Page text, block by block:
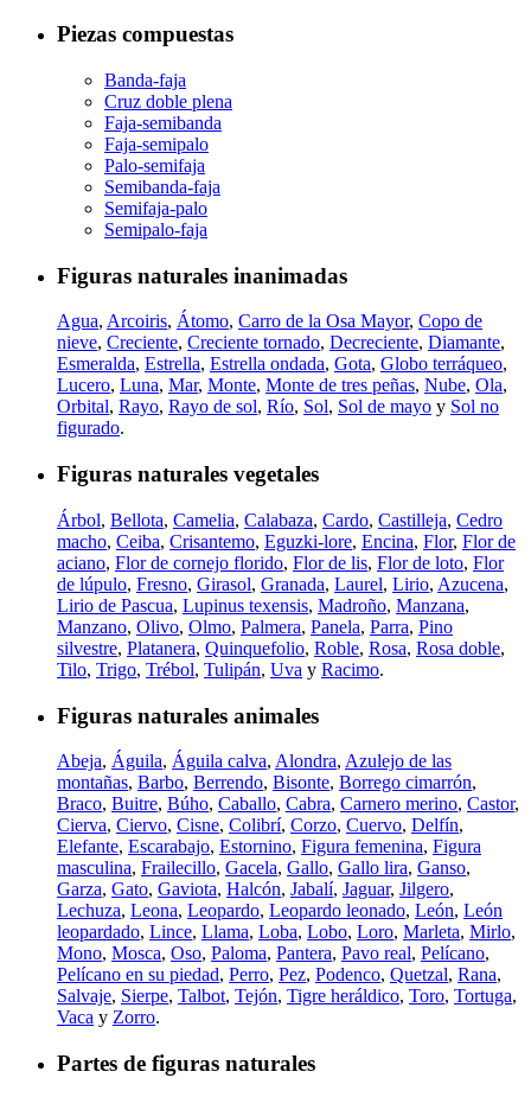
Piezas compuestas
Banda-faja
Cruz doble plena
Faja-semibanda
Faja-semipalo
Palo-semifaja
Semibanda-faja
Semifaja-palo
Semipalo-faja
Figuras naturales inanimadas
Agua, Arcoiris, Átomo, Carro de la Osa Mayor, Copo de
nieve, Creciente, Creciente tornado, Decreciente, Diamante,
Esmeralda, Estrella, Estrella ondada, Gota, Globo terráqueo,
Lucero, Luna, Mar, Monte, Monte de tres peñas, Nube, Ola,
Orbital, Rayo, Rayo de sol, Río, Sol, Sol de mayo y Sol no
figurado.
Figuras naturales vegetales
Árbol, Bellota, Camelia, Calabaza, Cardo, Castilleja, Cedro
macho, Ceiba, Crisantemo, Eguzki-lore, Encina, Flor, Flor de
aciano, Flor de cornejo florido, Flor de lis, Flor de loto, Flor
de lúpulo, Fresno, Girasol, Granada, Laurel, Lirio, Azucena,
Lirio de Pascua, Lupinus texensis, Madroño, Manzana,
Manzano, Olivo, Olmo, Palmera, Panela, Parra, Pino
silvestre, Platanera, Quinquefolio, Roble, Rosa, Rosa doble,
Tilo, Trigo, Trébol, Tulipán, Uva y Racimo.
Figuras naturales animales
Abeja, Águila, Águila calva, Alondra, Azulejo de las
montañas, Barbo, Berrendo, Bisonte, Borrego cimarrón,
Braco, Buitre, Búho, Caballo, Cabra, Carnero merino, Castor,
Cierva, Ciervo, Cisne, Colibrí, Corzo, Cuervo, Delfín,
Elefante, Escarabajo, Estornino, Figura femenina, Figura
masculina, Frailecillo, Gacela, Gallo, Gallo lira, Ganso,
Garza, Gato, Gaviota, Halcón, Jabalí, Jaguar, Jilgero,
Lechuza, Leona, Leopardo, Leopardo leonado, León, León
leopardado, Lince, Llama, Loba, Lobo, Loro, Marleta, Mirlo,
Mono, Mosca, Oso, Paloma, Pantera, Pavo real, Pelícano,
Pelícano en su piedad, Perro, Pez, Podenco, Quetzal, Rana,
Salvaje, Sierpe, Talbot, Tejón, Tigre heráldico, Toro, Tortuga,
Vaca y Zorro.
Partes de figuras naturales